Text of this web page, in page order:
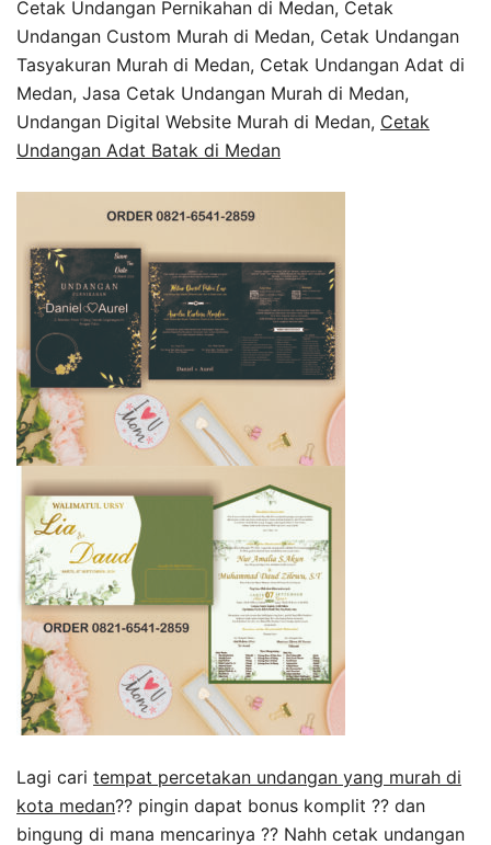
Cetak Undangan Pernikahan di Medan, Cetak
Undangan Custom Murah di Medan, Cetak Undangan
Tasyakuran Murah di Medan, Cetak Undangan Adat di
Medan, Jasa Cetak Undangan Murah di Medan,
Undangan Digital Website Murah di Medan, Cetak
Undangan Adat Batak di Medan
Lagi cari tempat percetakan undangan yang murah di
kota medan?? pingin dapat bonus komplit ?? dan
bingung di mana mencarinya ?? Nahh cetak undangan